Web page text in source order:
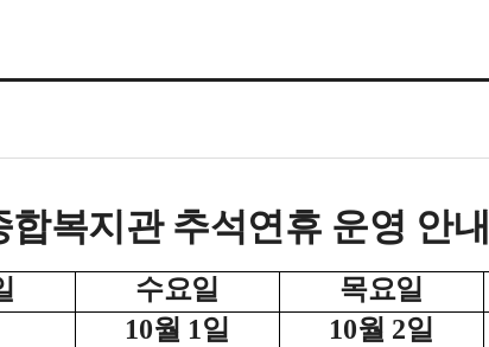
합복지관 추석연휴 운영 안내
수요일 목요일
10월 1일 10월 2일